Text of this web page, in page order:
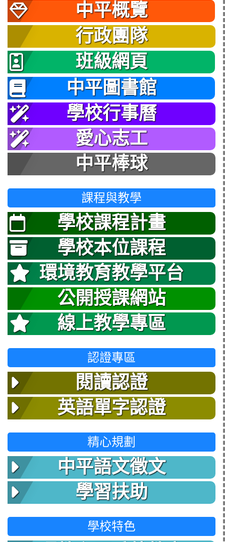
中平概覽
行政團隊
班級網頁
中平圖書館
學校行事曆
愛心志工
中平棒球
課程與教學
學校課程計畫
學校本位課程
環境教育教學平台
公開授課網站
線上教學專區
認證專區
閱讀認證
英語單字認證
精心規劃
中平語文徵文
學習扶助
學校特色